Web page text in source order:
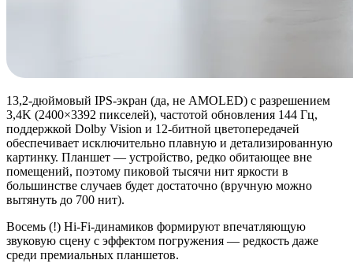
13,2-дюймовый IPS-экран (да, не AMOLED) с разрешением
3,4K (2400×3392 пикселей), частотой обновления 144 Гц,
поддержкой Dolby Vision и 12-битной цветопередачей
обеспечивает исключительно плавную и детализированную
картинку. Планшет — устройство, редко обитающее вне
помещений, поэтому пиковой тысячи нит яркости в
большинстве случаев будет достаточно (вручную можно
вытянуть до 700 нит).
Восемь (!) Hi-Fi-динамиков формируют впечатляющую
звуковую сцену с эффектом погружения — редкость даже
среди премиальных планшетов.